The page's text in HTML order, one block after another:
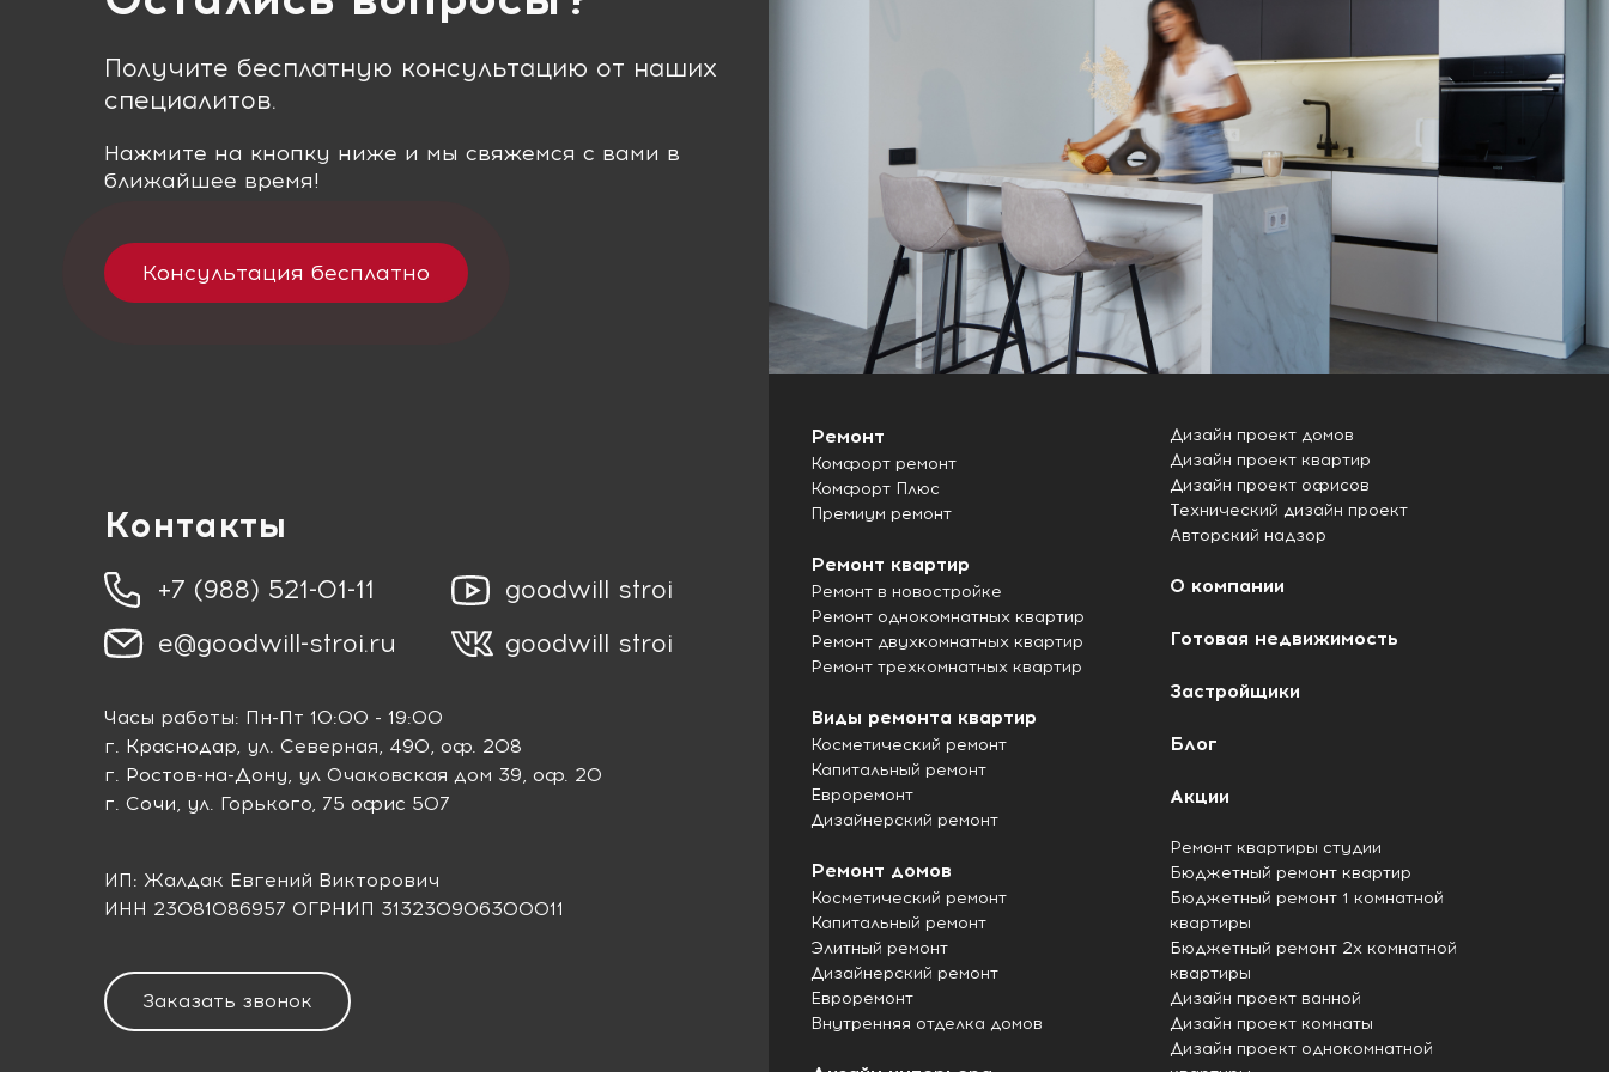
Получите бесплатную консультацию от наших
специалитов.
Нажмите на кнопку ниже и мы свяжемся с вами в
ближайшее время!
Консультация бесплатно
Контакты
+7 (988) 521-01-11
e@goodwill-stroi.ru
goodwill stroi
goodwill stroi
Часы работы: Пн-Пт 10:00 - 19:00
г. Краснодар, ул. Северная, 490, оф. 208
г. Ростов-на-Дону, ул Очаковская дом 39, оф. 20
г. Сочи, ул. Горького, 75 офис 507
ИП: Жалдак Евгений Викторович
ИНН 23081086957 ОГРНИП 313230906300011
Заказать звонок
Ремонт
Комфорт ремонт
Комфорт Плюс
Премиум ремонт
Ремонт квартир
Ремонт в новостройке
Ремонт однокомнатных квартир
Ремонт двухкомнатных квартир
Ремонт трехкомнатных квартир
Виды ремонта квартир
Косметический ремонт
Капитальный ремонт
Евроремонт
Дизайнерский ремонт
Ремонт домов
Косметический ремонт
Капитальный ремонт
Элитный ремонт
Дизайнерский ремонт
Евроремонт
Внутренняя отделка домов
Дизайн проект домов
Дизайн проект квартир
Дизайн проект офисов
Технический дизайн проект
Авторский надзор
О компании
Готовая недвижимость
Застройщики
Блог
Акции
Ремонт квартиры студии
Бюджетный ремонт квартир
Бюджетный ремонт 1 комнатной
квартиры
Бюджетный ремонт 2х комнатной
квартиры
Дизайн проект ванной
Дизайн проект комнаты
Дизайн проект однокомнатной